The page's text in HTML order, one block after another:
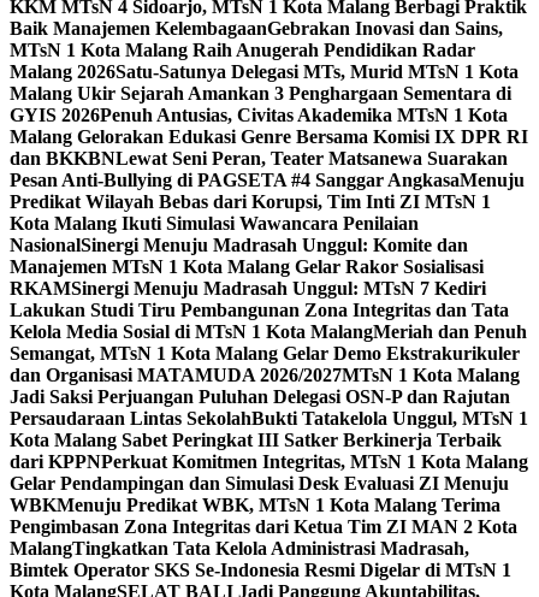
KKM MTsN 4 Sidoarjo, MTsN 1 Kota Malang Berbagi Praktik
Baik Manajemen KelembagaanGebrakan Inovasi dan Sains,
MTsN 1 Kota Malang Raih Anugerah Pendidikan Radar
Malang 2026Satu-Satunya Delegasi MTs, Murid MTsN 1 Kota
Malang Ukir Sejarah Amankan 3 Penghargaan Sementara di
GYIS 2026Penuh Antusias, Civitas Akademika MTsN 1 Kota
Malang Gelorakan Edukasi Genre Bersama Komisi IX DPR RI
dan BKKBNLewat Seni Peran, Teater Matsanewa Suarakan
Pesan Anti-Bullying di PAGSETA #4 Sanggar AngkasaMenuju
Predikat Wilayah Bebas dari Korupsi, Tim Inti ZI MTsN 1
Kota Malang Ikuti Simulasi Wawancara Penilaian
NasionalSinergi Menuju Madrasah Unggul: Komite dan
Manajemen MTsN 1 Kota Malang Gelar Rakor Sosialisasi
RKAMSinergi Menuju Madrasah Unggul: MTsN 7 Kediri
Lakukan Studi Tiru Pembangunan Zona Integritas dan Tata
Kelola Media Sosial di MTsN 1 Kota MalangMeriah dan Penuh
Semangat, MTsN 1 Kota Malang Gelar Demo Ekstrakurikuler
dan Organisasi MATAMUDA 2026/2027MTsN 1 Kota Malang
Jadi Saksi Perjuangan Puluhan Delegasi OSN-P dan Rajutan
Persaudaraan Lintas SekolahBukti Tatakelola Unggul, MTsN 1
Kota Malang Sabet Peringkat III Satker Berkinerja Terbaik
dari KPPNPerkuat Komitmen Integritas, MTsN 1 Kota Malang
Gelar Pendampingan dan Simulasi Desk Evaluasi ZI Menuju
WBKMenuju Predikat WBK, MTsN 1 Kota Malang Terima
Pengimbasan Zona Integritas dari Ketua Tim ZI MAN 2 Kota
MalangTingkatkan Tata Kelola Administrasi Madrasah,
Bimtek Operator SKS Se-Indonesia Resmi Digelar di MTsN 1
Kota MalangSELAT BALI Jadi Panggung Akuntabilitas,